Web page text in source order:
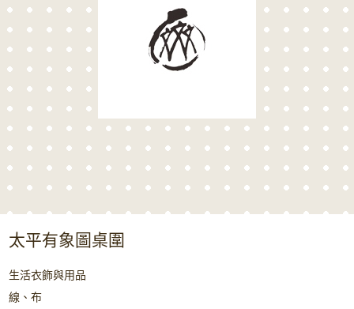
太平有象圖桌圍
生活衣飾與用品
線、布